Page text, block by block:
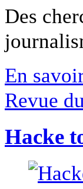
Des
En
Revue
Hacke